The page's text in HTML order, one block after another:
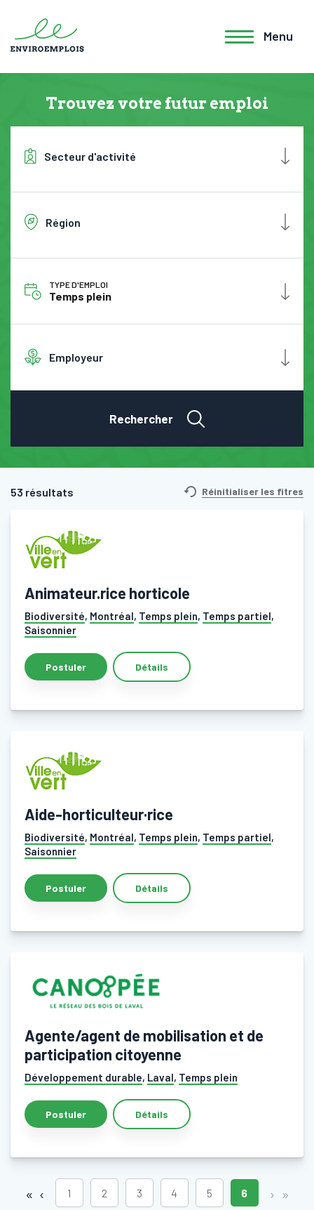
Menu
Trouvez votre futur emploi
Secteur d'activité
Région
TYPE D'EMPLOI
Temps plein
Employeur
Rechercher
53 résultats Réinitialiser les fitres
Animateur.rice horticole
Biodiversité, Montréal, Temps plein, Temps partiel,
Saisonnier
Détails
Aide-horticulteur·rice
Biodiversité, Montréal, Temps plein, Temps partiel,
Saisonnier
Détails
Agente/agent de mobilisation et de
participation citoyenne
Développement durable, Laval, Temps plein
Détails
« ‹ 1 2 3 4 5 6 › »